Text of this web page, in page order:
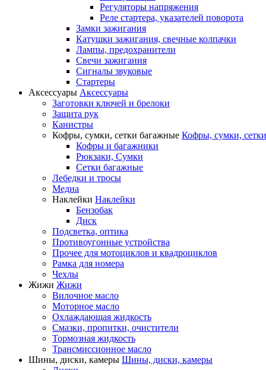
Регуляторы напряжения
Реле стартера, указателей поворота
Замки зажигания
Катушки зажигания, свечные колпачки
Лампы, предохранители
Свечи зажигания
Сигналы звуковые
Стартеры
Аксессуары Аксессуары
Заготовки ключей и брелоки
Защита рук
Канистры
Кофры, сумки, сетки багажные Кофры, сумки,
Кофры и багажники
Рюкзаки, Сумки
Сетки багажные
Лебедки и тросы
Медиа
Наклейки Наклейки
Бензобак
Диск
Подсветка, оптика
Противоугонные устройства
Прочее для мотоциклов и квадроциклов
Рамка для номера
Чехлы
Жижи Жижи
Вилочное масло
Моторное масло
Охлаждающая жидкость
Смазки, пропитки, очистители
Тормозная жидкость
Трансмиссионное масло
Шины, диски, камеры Шины, диски, камеры